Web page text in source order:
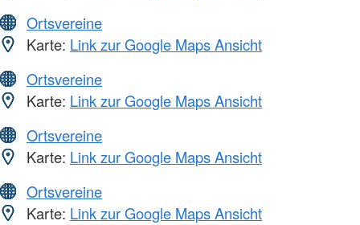
Ortsvereine
Karte: Link zur Google Maps Ansicht
Ortsvereine
Karte: Link zur Google Maps Ansicht
Ortsvereine
Karte: Link zur Google Maps Ansicht
Ortsvereine
Karte: Link zur Google Maps Ansicht